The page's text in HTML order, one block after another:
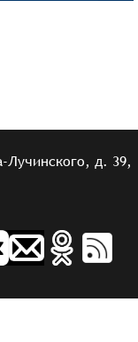
Лучинского, д. 39,